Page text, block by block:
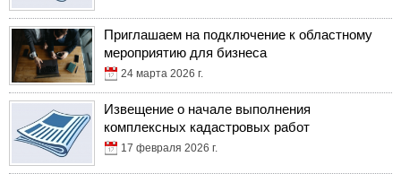
Приглашаем на подключение к областному
мероприятию для бизнеса
24 марта 2026 г.
Извещение о начале выполнения
комплексных кадастровых работ
17 февраля 2026 г.